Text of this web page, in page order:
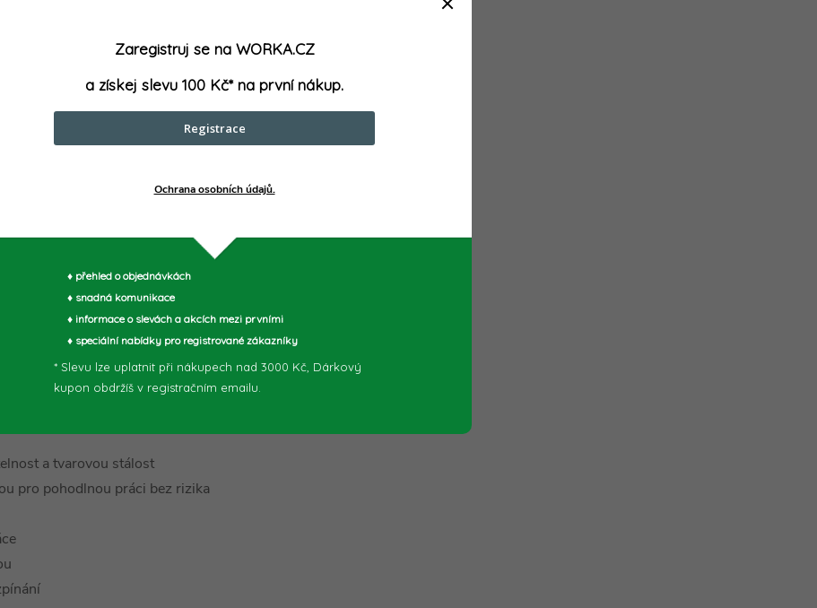
s jednoručními
práci s upínací silou až 250
kontrolované upínání v
upínací síly jednou rukou a
používání
upínacím
kulatých předmětů
jako opěrné plochy
bez použití nářadí přestavět
vlákny a kolejnicí ze
a tvarovou stálost
pro pohodlnou práci bez rizika
Zaregistruj se na WORKA.CZ
a získej slevu 100 Kč* na první nákup.
Registrace
Ochrana osobních údajů.
♦ přehled o objednávkách
♦ snadná komunikace
♦ informace o slevách a akcích mezi prvními
♦ speciální nabídky pro registrované zákazníky
* Slevu lze uplatnit při nákupech nad 3000 Kč, Dárkový
kupon obdržíš v registračním emailu.